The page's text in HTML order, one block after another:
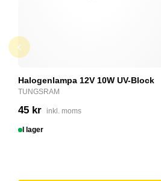
Halogenlampa 12V 10W UV-Block
TUNGSRAM
45 kr inkl. moms
I lager